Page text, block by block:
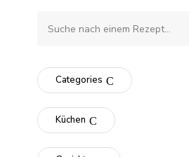
Categories
Küchen